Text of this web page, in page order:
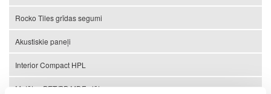
Rocko Tiles grīdas segumi
Akustiskie paneļi
Interior Compact HPL
Matētas PET/PP MDF plātnes